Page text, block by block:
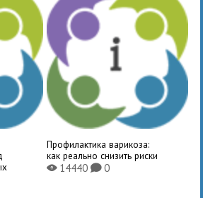
Профилактика варикоза:
как реально снизить риски
X14440 K0